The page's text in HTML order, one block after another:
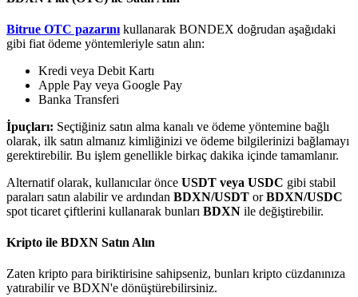
Bitrue
Bitrue Ortakları
Bitrue OTC pazarını kullanarak BONDEX doğrudan aşağıdaki
gibi fiat ödeme yöntemleriyle satın alın:
Kredi veya Debit Kartı
Apple Pay veya Google Pay
Banka Transferi
İpuçları: Seçtiğiniz satın alma kanalı ve ödeme yöntemine bağlı
olarak, ilk satın almanız kimliğinizi ve ödeme bilgilerinizi bağlamayı
gerektirebilir. Bu işlem genellikle birkaç dakika içinde tamamlanır.
Alternatif olarak, kullanıcılar önce USDT veya USDC gibi stabil
paraları satın alabilir ve ardından BDXN/USDT orBDXN/USDC
spot ticaret çiftlerini kullanarak bunları BDXN ile değiştirebilir.
Kripto ile BDXN Satın Alın
Zaten kripto para biriktirisine sahipseniz, bunları kripto cüzdanınıza
yatırabilir ve BDXN'e dönüştürebilirsiniz.